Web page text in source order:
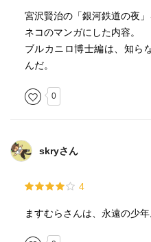
宮沢賢治の「銀河鉄道の夜
ネコのマンガにした内容。
ブルカニロ博士編は、知ら
んだ。
0
skryさん
4
ますむらさんは、永遠の少年